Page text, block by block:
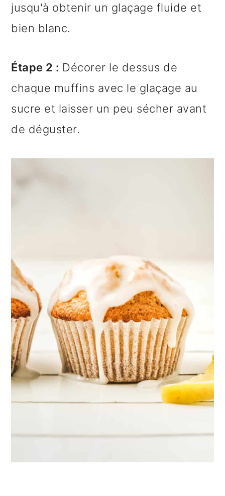
jusqu'à obtenir un glaçage fluide et
bien blanc.
Étape 2 : Décorer le dessus de
chaque muffins avec le glaçage au
sucre et laisser un peu sécher avant
de déguster.